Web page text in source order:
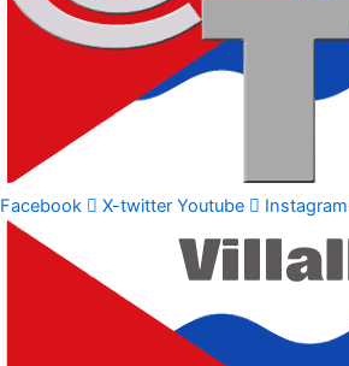
Facebook X-twitter Youtube Instagram